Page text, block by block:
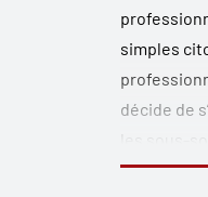
simples
décide de